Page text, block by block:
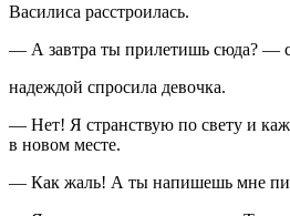
Василиса расстроилась.
— А завтра ты прилетишь сюда? —
надеждой спросила девочка.
— Нет! Я странствую по свету и
в новом месте.
— Как жаль! А ты напишешь мне